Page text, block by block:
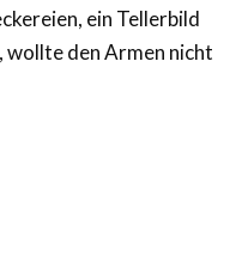
ein Tellerbild
wollte den Armen nicht